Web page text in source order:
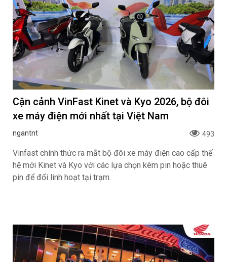
Cận cảnh VinFast Kinet và Kyo 2026, bộ đôi
xe máy điện mới nhất tại Việt Nam
ngantnt 493
Vinfast chính thức ra mắt bộ đôi xe máy điện cao cấp thế
hệ mới Kinet và Kyo với các lựa chọn kèm pin hoặc thuê
pin để đổi linh hoạt tại trạm.